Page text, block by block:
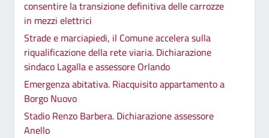
consentire la transizione definitiva delle carrozze
in mezzi elettrici
Strade e marciapiedi, il Comune accelera sulla
riqualificazione della rete viaria. Dichiarazione
sindaco Lagalla e assessore Orlando
Emergenza abitativa. Riacquisito appartamento a
Borgo Nuovo
Stadio Renzo Barbera. Dichiarazione assessore
Anello